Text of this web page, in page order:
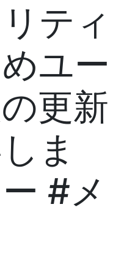
ティ
ユー
更新
ま
#メ